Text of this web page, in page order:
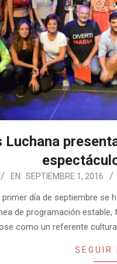
Luchana
EN: SEPTIEMBRE 1, 2016
día de septiembre se
de programación
como un referente
SEGUIR